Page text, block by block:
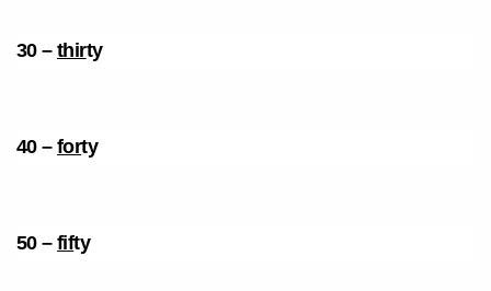
30 – thirty
40 – forty
50 – fifty